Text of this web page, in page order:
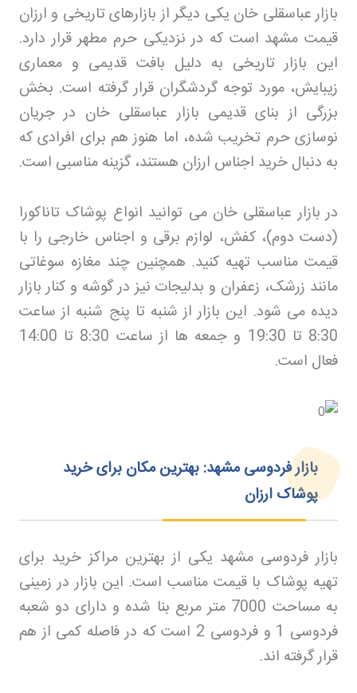
بازار عباسقلی خان یکی دیگر از بازارهای تاریخی و ارزان
قیمت مشهد است که در نزدیکی حرم مطهر قرار دارد.
این بازار تاریخی به دلیل بافت قدیمی و معماری
زیبایش، مورد توجه گردشگران قرار گرفته است. بخش
بزرگی از بنای قدیمی بازار عباسقلی خان در جریان
نوسازی حرم تخریب شده، اما هنوز هم برای افرادی که
به دنبال خرید اجناس ارزان هستند، گزینه مناسبی است.
در بازار عباسقلی خان می توانید انواع پوشاک تاناکورا
(دست دوم)، کفش، لوازم برقی و اجناس خارجی را با
قیمت مناسب تهیه کنید. همچنین چند مغازه سوغاتی
مانند زرشک، زعفران و بدلیجات نیز در گوشه و کنار بازار
دیده می شود. این بازار از شنبه تا پنج شنبه از ساعت
8:30 تا 19:30 و جمعه ها از ساعت 8:30 تا 14:00
فعال است.
بازار فردوسی مشهد: بهترین مکان برای خرید
پوشاک ارزان
بازار فردوسی مشهد یکی از بهترین مراکز خرید برای
تهیه پوشاک با قیمت مناسب است. این بازار در زمینی
به مساحت 7000 متر مربع بنا شده و دارای دو شعبه
فردوسی 1 و فردوسی 2 است که در فاصله کمی از هم
قرار گرفته اند.